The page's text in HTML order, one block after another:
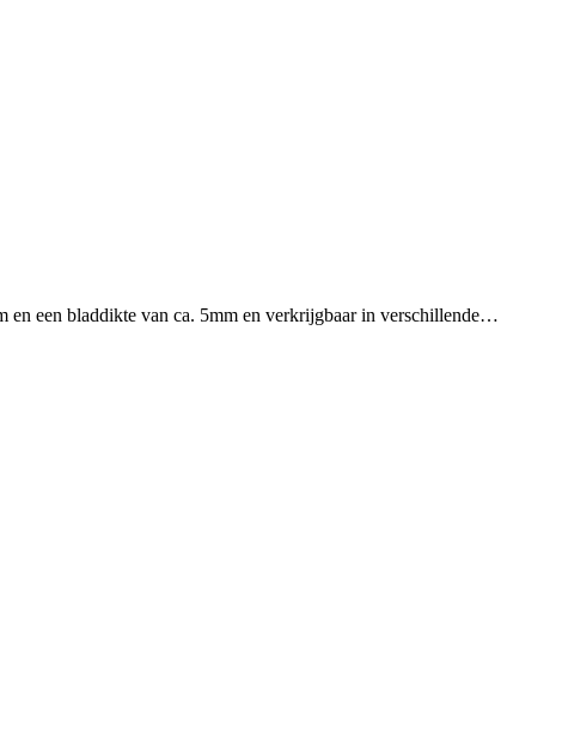
en een bladdikte van ca. 5mm en verkrijgbaar in verschillende…